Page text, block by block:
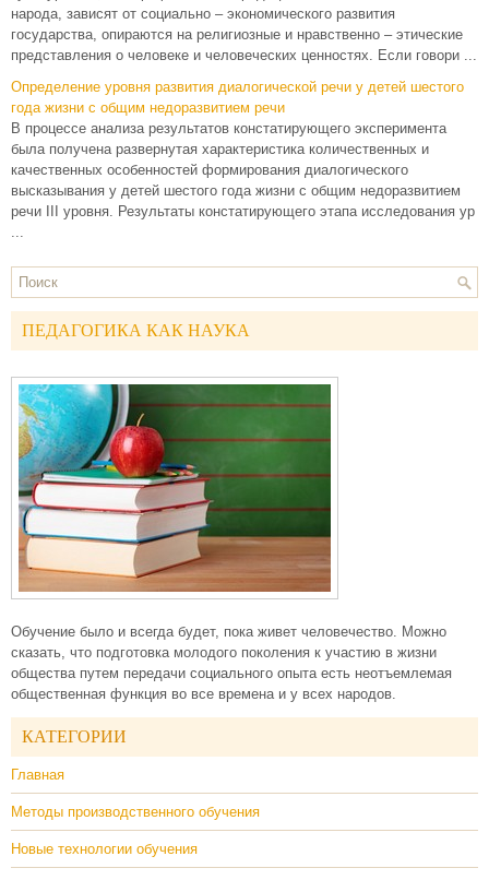
народа, зависят от социально – экономического развития
государства, опираются на религиозные и нравственно – этические
представления о человеке и человеческих ценностях. Если говори ...
Определение уровня развития диалогической речи у детей шестого
года жизни с общим недоразвитием речи
В процессе анализа результатов констатирующего эксперимента
была получена развернутая характеристика количественных и
качественных особенностей формирования диалогического
высказывания у детей шестого года жизни с общим недоразвитием
речи III уровня. Результаты констатирующего этапа исследования ур
...
ПЕДАГОГИКА КАК НАУКА
Обучение было и всегда будет, пока живет человечество. Можно
сказать, что подготовка молодого поколения к участию в жизни
общества путем передачи социального опыта есть неотъемлемая
общественная функция во все времена и у всех народов.
КАТЕГОРИИ
Главная
Методы производственного обучения
Новые технологии обучения